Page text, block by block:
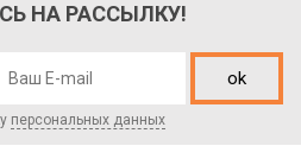
НА РАССЫЛКУ!
ok
персональных данных